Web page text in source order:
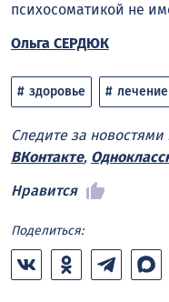
психосоматикой не
Ольга СЕРДЮК
здоровье лечение
Следите за
ВКонтакте,
Нравится
Поделиться: